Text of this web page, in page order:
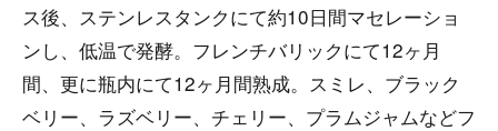
ス後、ステンレスタンクにて約10日間マセレーショ
ンし、低温で発酵。フレンチバリックにて12ヶ月
間、更に瓶内にて12ヶ月間熟成。スミレ、ブラック
ベリー、ラズベリー、チェリー、プラムジャムなどフ